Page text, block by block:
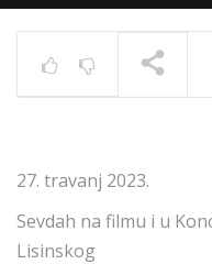
27. travanj 2023.
Sevdah na filmu i u
Lisinskog